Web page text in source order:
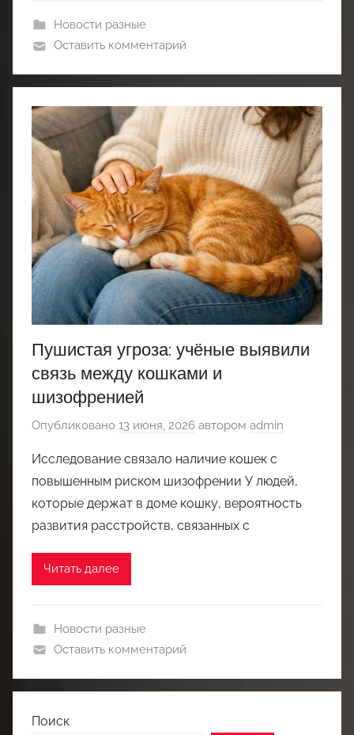
Новости разные
Оставить комментарий
Пушистая угроза: учёные выявили
связь между кошками и
шизофренией
Опубликовано 13 июня, 2026 автором admin
Исследование связало наличие кошек с
повышенным риском шизофрении У людей,
которые держат в доме кошку, вероятность
развития расстройств, связанных с
Читать далее
Новости разные
Оставить комментарий
Поиск